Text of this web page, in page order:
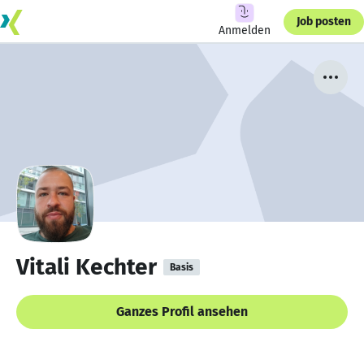
Anmelden
Job posten
Vitali Kechter Basis
Ganzes Profil ansehen